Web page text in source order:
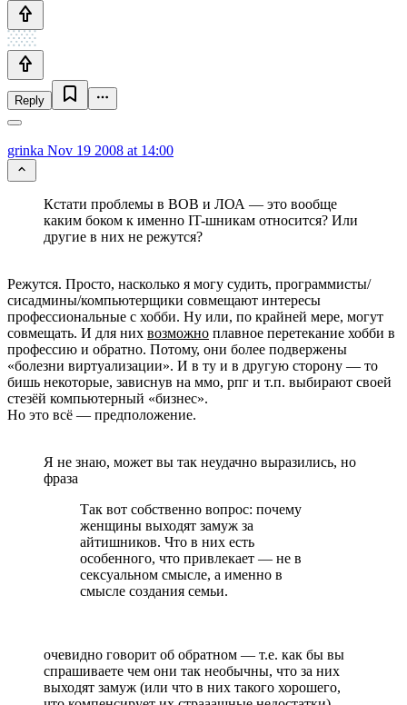
Reply
grinka Nov 19 2008 at 14:00
Кстати проблемы в ВОВ и ЛОА — это вообще
каким боком к именно IT-шникам относится? Или
другие в них не режутся?
Режутся. Просто, насколько я могу судить, программисты/
сисадмины/компьютерщики совмещают интересы
профессиональные с хобби. Ну или, по крайней мере, могут
совмещать. И для них возможно плавное перетекание хобби в
профессию и обратно. Потому, они более подвержены
«болезни виртуализации». И в ту и в другую сторону — то
бишь некоторые, зависнув на ммо, рпг и т.п. выбирают своей
стезёй компьютерный «бизнес».
Но это всё — предположение.
Я не знаю, может вы так неудачно выразились, но
фраза
Так вот собственно вопрос: почему
женщины выходят замуж за
айтишников. Что в них есть
особенного, что привлекает — не в
сексуальном смысле, а именно в
смысле создания семьи.
очевидно говорит об обратном — т.е. как бы вы
спрашиваете чем они так необычны, что за них
выходят замуж (или что в них такого хорошего,